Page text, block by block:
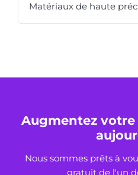
Matériaux de haute
Augmentez
Nous sommes prêts à
gratuit de l'un